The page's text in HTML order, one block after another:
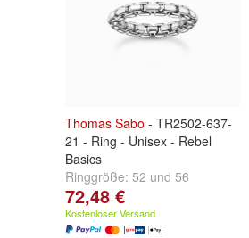
Thomas Sabo - TR2502-637-
21 - Ring - Unisex - Rebel
Basics
Ringgröße: 52 und 56
72,48 €
Kostenloser Versand